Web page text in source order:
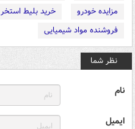
مزایده خودرو
خرید بلیط استخر
فروشنده مواد شیمیایی
نظر شما
نام
ایمیل